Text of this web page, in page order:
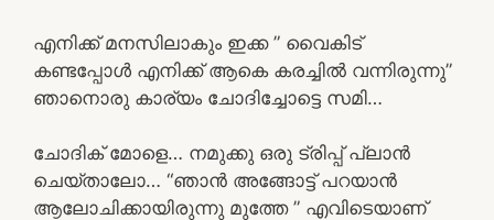
എനിക്ക് മനസിലാകും ഇക്ക ” വൈകിട്
കണ്ടപ്പോൾ എനിക്ക് ആകെ കരച്ചിൽ വന്നിരുന്നു”
ഞാനൊരു കാര്യം ചോദിച്ചോട്ടെ സമി…
ചോദിക് മോളെ… നമുക്കു ഒരു ട്രിപ്പ്‌ പ്ലാൻ
ചെയ്‌താലോ… “ഞാൻ അങ്ങോട്ട് പറയാൻ
ആലോചിക്കായിരുന്നു മുത്തേ ” എവിടെയാണ്